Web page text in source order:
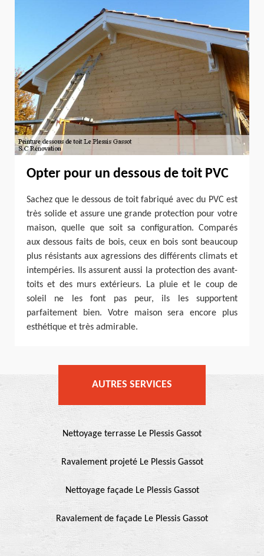
Opter pour un dessous de toit PVC
Sachez que le dessous de toit fabriqué avec du PVC est
très solide et assure une grande protection pour votre
maison, quelle que soit sa configuration. Comparés
aux dessous faits de bois, ceux en bois sont beaucoup
plus résistants aux agressions des différents climats et
intempéries. Ils assurent aussi la protection des avant-
toits et des murs extérieurs. La pluie et le coup de
soleil ne les font pas peur, ils les supportent
parfaitement bien. Votre maison sera encore plus
esthétique et très admirable.
AUTRES SERVICES
Nettoyage terrasse Le Plessis Gassot
Ravalement projeté Le Plessis Gassot
Nettoyage façade Le Plessis Gassot
Ravalement de façade Le Plessis Gassot